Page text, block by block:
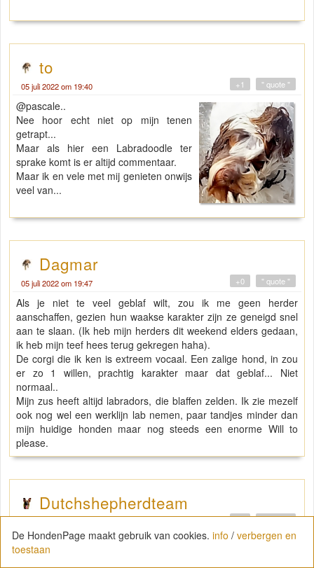
to
05 juli 2022 om 19:40 " quote "
+1
@pascale..
Nee hoor echt niet op mijn tenen
getrapt...
Maar als hier een Labradoodle ter
sprake komt is er altijd commentaar.
Maar ik en vele met mij genieten onwijs
veel van...
Dagmar
05 juli 2022 om 19:47 " quote "
+0
Als je niet te veel geblaf wilt, zou ik me geen herder
aanschaffen, gezien hun waakse karakter zijn ze geneigd snel
aan te slaan. (Ik heb mijn herders dit weekend elders gedaan,
ik heb mijn teef hees terug gekregen haha).
De corgi die ik ken is extreem vocaal. Een zalige hond, in zou
er zo 1 willen, prachtig karakter maar dat geblaf... Niet
normaal..
Mijn zus heeft altijd labradors, die blaffen zelden. Ik zie mezelf
ook nog wel een werklijn lab nemen, paar tandjes minder dan
mijn huidige honden maar nog steeds een enorme Will to
please.
Dutchshepherdteam
" quote "
+0
"@pascale..
De HondenPage maakt gebruik van cookies. info / verbergen en
toestaan